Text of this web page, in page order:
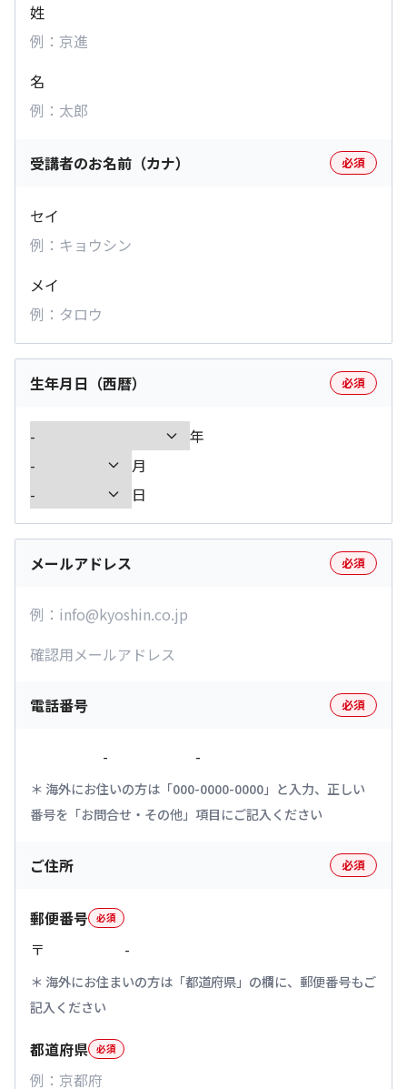
姓
名
受講者のお名前（カナ） 必須
セイ
メイ
生年月日（西暦） 必須
年
月
日
メールアドレス 必須
電話番号 必須
- -
海外にお住いの方は「000-0000-0000」と入力、正しい
番号を「お問合せ・その他」項目にご記入ください
ご住所 必須
郵便番号 必須
〒 -
海外にお住まいの方は「都道府県」の欄に、郵便番号もご
記入ください
都道府県 必須